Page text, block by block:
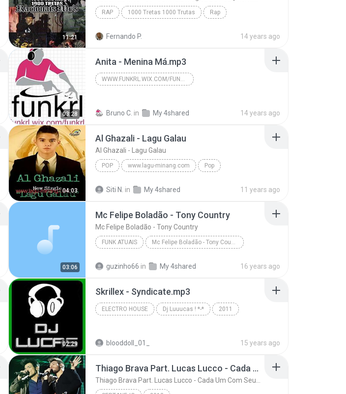
11:21
RAP 1000 Tretas 1000 Trutas Rap
Fernando P. 14 years ago
03:28
Anita - Menina Má.mp3
WWW.FUNKRL.WIX.COM/FUNKRL
Bruno C. in My 4shared 14 years ago
04:03
Al Ghazali - Lagu Galau
Al Ghazali - Lagu Galau
POP www.lagu-minang.com Pop
Siti N. in My 4shared 11 years ago
03:06
Mc Felipe Boladão - Tony Country
Mc Felipe Boladão - Tony Country
FUNK ATUAIS Mc Felipe Boladão - Tony Country
guzinho66 in My 4shared 16 years ago
02:29
Skrillex - Syndicate.mp3
ELECTRO HOUSE Dj Luuucas ! *-* 2011
blooddoll_01_ 15 years ago
Thiago Brava Part. Lucas Lucco - Cada Um Com Seus Problemas